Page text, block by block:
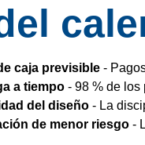
caja previsible-
a tiempo- 98 % de los
del diseño- La
de menor riesgo-